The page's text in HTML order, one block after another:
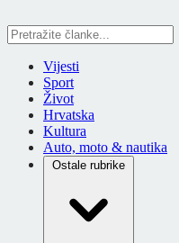
Vijesti
Sport
Život
Hrvatska
Kultura
Auto, moto & nautika
Ostale rubrike